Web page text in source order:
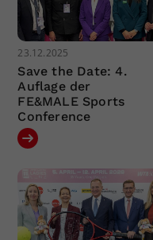
23.12.2025
Save the Date: 4.
Auflage der
FE&MALE Sports
Conference